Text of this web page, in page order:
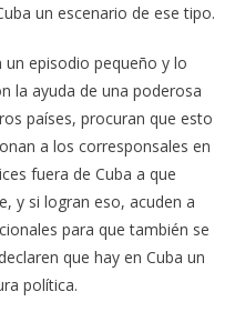
un escenario de ese tipo.
episodio pequeño y lo
la ayuda de una poderosa
países, procuran que esto
a los corresponsales en
fuera de Cuba a que
y si logran eso, acuden a
para que también se
que hay en Cuba un
política.